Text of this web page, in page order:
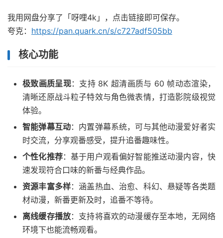
我用网盘分享了「呀哩4k」，点击链接即可保存。
夸克： https://pan.quark.cn/s/c727adf505bb
核心功能
极致画质呈现：支持 8K 超清画质与 60 帧动态渲染，
清晰还原战斗粒子特效与角色微表情，打造影院级视觉
体验。
智能弹幕互动：内置弹幕系统，可与其他动漫爱好者实
时交流，分享观番感受，提升追番趣味性。
个性化推荐：基于用户观看偏好智能推送动漫内容，快
速发现符合口味的新番与经典作品。
资源丰富多样：涵盖热血、治愈、科幻、悬疑等各类题
材动漫，新番更新及时，追番不等待。
离线缓存播放：支持将喜欢的动漫缓存至本地，无网络
环境下也能流畅观看。